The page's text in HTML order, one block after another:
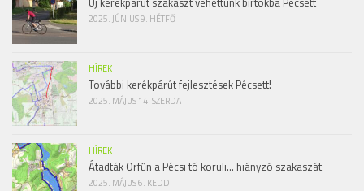
2025. JÚNIUS 9. HÉTFŐ
HÍREK
További kerékpárút fejlesztések Pécsett!
2025. MÁJUS 14. SZERDA
HÍREK
Átadták Orfűn a Pécsi tó körüli… hiányzó szakaszát
2025. MÁJUS 6. KEDD